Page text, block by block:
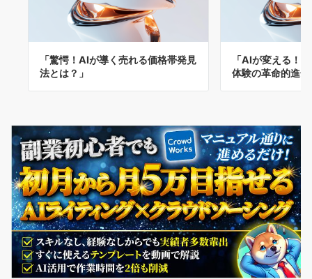
「驚愕！AIが導く売れる価格帯発見
法とは？」
「AIが変える！
体験の革命的進